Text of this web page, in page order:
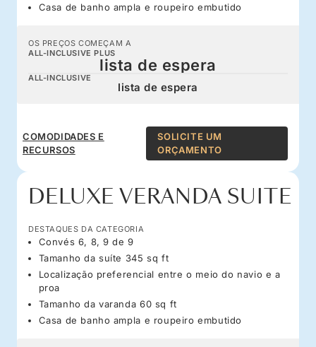
Casa de banho ampla e roupeiro embutido
OS PREÇOS COMEÇAM A
ALL-INCLUSIVE PLUS
lista de espera
ALL-INCLUSIVE
lista de espera
COMODIDADES E
RECURSOS
SOLICITE UM
ORÇAMENTO
DELUXE VERANDA SUITE
DESTAQUES DA CATEGORIA
Convés 6, 8, 9 de 9
Tamanho da suíte 345 sq ft
Localização preferencial entre o meio do navio e a
proa
Tamanho da varanda 60 sq ft
Casa de banho ampla e roupeiro embutido